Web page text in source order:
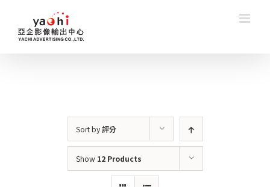
content
Sort by評分
Show 12 Products